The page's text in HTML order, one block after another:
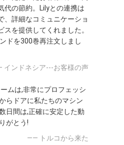
代の節約。Lilyとの連携は
、詳細なコミュニケーショ
スを提供してくれました。
ドを300巻再注文しまし
インドネシア---お客様の声
ムは,非常にプロフェッシ
らドアに私たちのマシン
日間は,正確に安定した動
がとう!
—— トルコから来た